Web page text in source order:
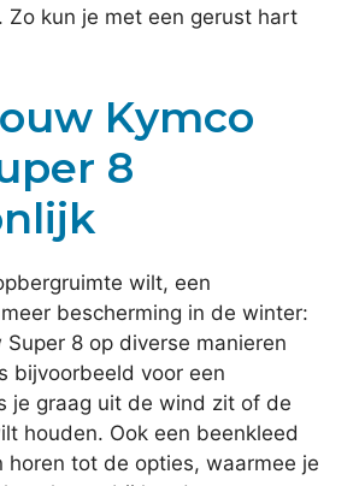
Zo kun je met een gerust hart
Kymco
8
wilt, een
bescherming in de winter:
8 op diverse manieren
bijvoorbeeld voor een
je graag uit de wind zit of de
houden. Ook een beenkleed
horen tot de opties, waarmee je